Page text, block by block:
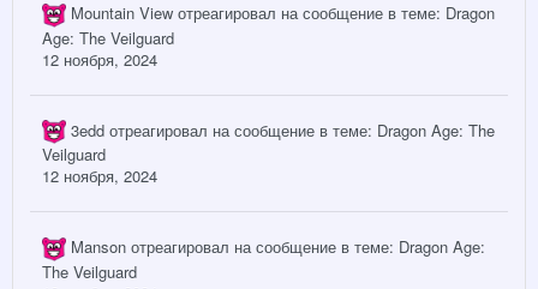
Mountain View отреагировал на сообщение в теме: Dragon
Age: The Veilguard
12 ноября, 2024
3edd отреагировал на сообщение в теме: Dragon Age: The
Veilguard
12 ноября, 2024
Manson отреагировал на сообщение в теме: Dragon Age:
The Veilguard